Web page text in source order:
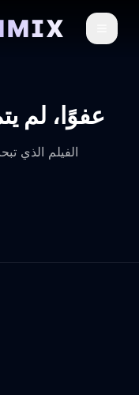
عفوًا، لم
الفيلم الذي